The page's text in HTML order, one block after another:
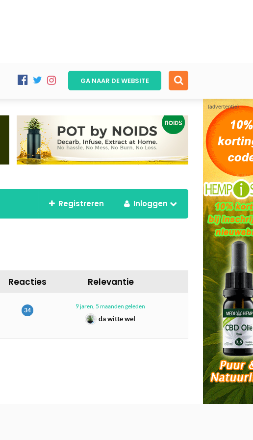
(advertentie)
GA NAAR DEWEBSITE
Registreren Inloggen
Reacties Relevantie
34
9 jaren, 5 maanden geleden
da witte wel